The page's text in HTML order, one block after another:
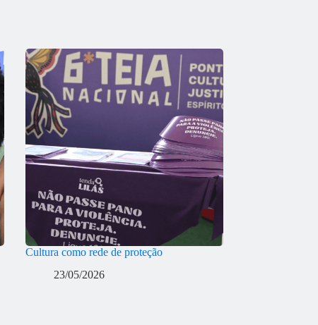
Cultura como rede de proteção
23/05/2026